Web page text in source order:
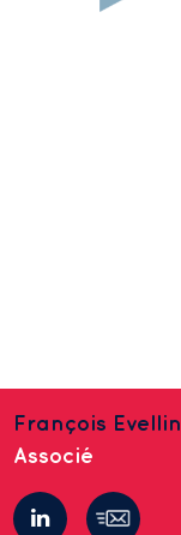
François Evellin
Associé